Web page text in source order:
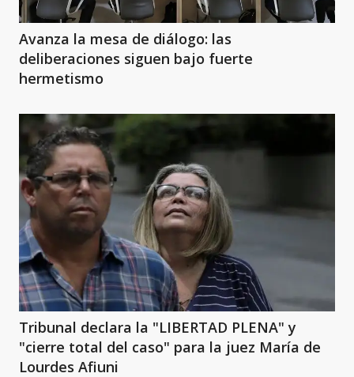
Avanza la mesa de diálogo: las
deliberaciones siguen bajo fuerte
hermetismo
Tribunal declara la "LIBERTAD PLENA" y
"cierre total del caso" para la juez María de
Lourdes Afiuni